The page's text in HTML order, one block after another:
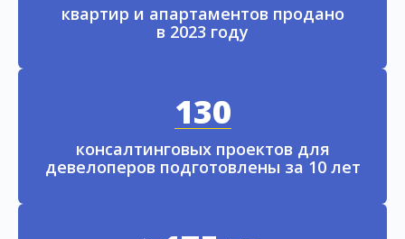
квартир и апартаментов продано
в 2023 году
130
консалтинговых проектов для
девелоперов подготовлены за 10 лет